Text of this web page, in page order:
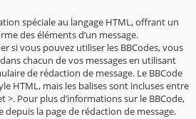
spéciale au langage HTML, offrant un
des éléments d’un message.
si vous pouvez utiliser les BBCodes, vous
chacun de vos messages en utilisant
de rédaction de message. Le BBCode
HTML, mais les balises sont incluses entre
Pour plus d’informations sur le BBCode,
depuis la page de rédaction de message.